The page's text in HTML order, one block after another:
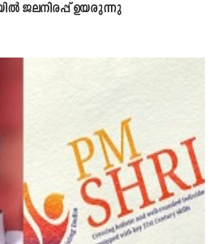
ജലനിരപ്പ് ഉയരുന്നു